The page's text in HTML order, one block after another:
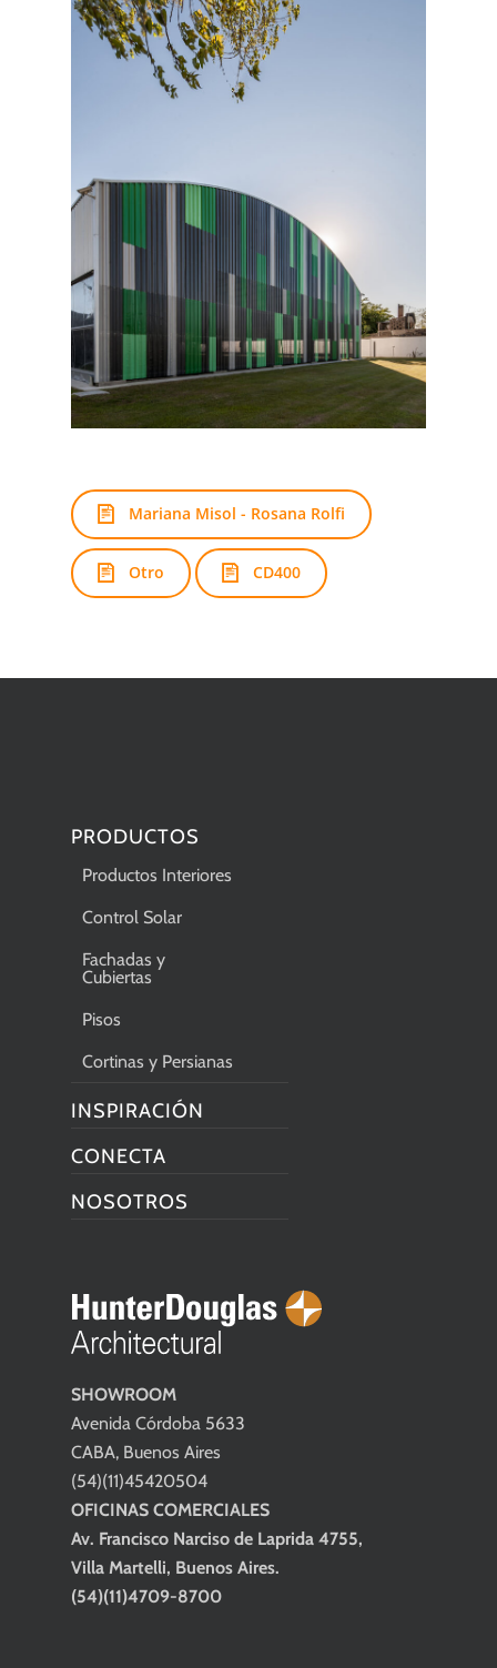
Mariana Misol - Rosana Rolfi
Otro CD400
SHOWROOM
Avenida Córdoba 5633
CABA, Buenos Aires
(54)(11)45420504
OFICINAS COMERCIALES
Av. Francisco Narciso de Laprida 4755,
Villa Martelli, Buenos Aires.
(54)(11)4709-8700
PRODUCTOS
Productos Interiores
Control Solar
Fachadas y
Cubiertas
Pisos
Cortinas y Persianas
INSPIRACIÓN
CONECTA
NOSOTROS